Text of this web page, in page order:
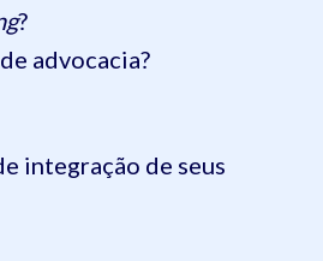
?
advocacia?
integração de seus